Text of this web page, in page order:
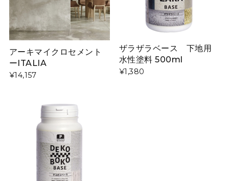
アーキマイクロセメント
ーITALIA
¥14,157
ザラザラベース 下地用
水性塗料 500ml
¥1,380